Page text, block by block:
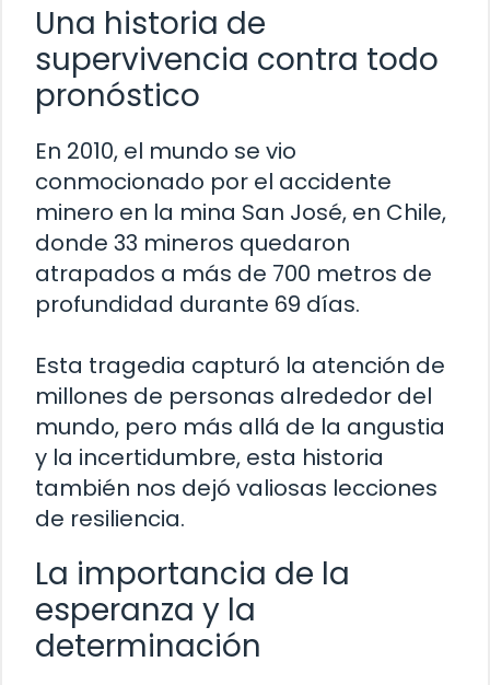
Una historia de
supervivencia contra todo
pronóstico
En 2010, el mundo se vio
conmocionado por el accidente
minero en la mina San José, en Chile,
donde 33 mineros quedaron
atrapados a más de 700 metros de
profundidad durante 69 días.
Esta tragedia capturó la atención de
millones de personas alrededor del
mundo, pero más allá de la angustia
y la incertidumbre, esta historia
también nos dejó valiosas lecciones
de resiliencia.
La importancia de la
esperanza y la
determinación